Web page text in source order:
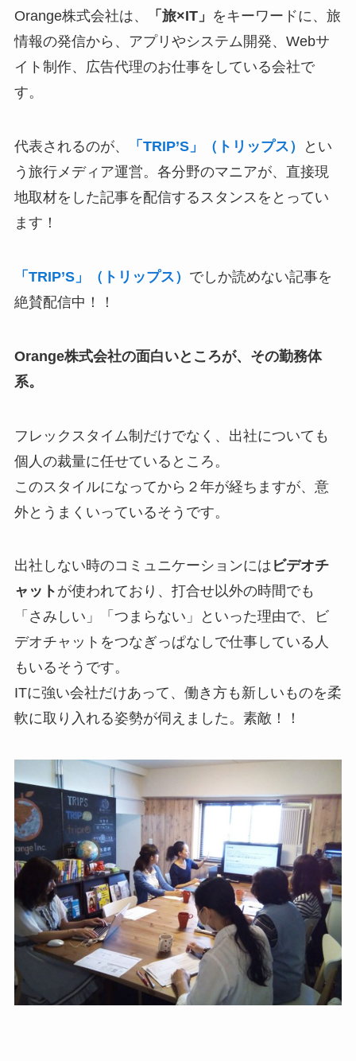
Orange株式会社は、 「旅×IT」 をキーワードに、旅
情報の発信から、アプリやシステム開発、Webサ
イト制作、広告代理のお仕事をしている会社で
す。
代表されるのが、 「TRIP’S」（トリップス）
とい
う旅行メディア運営。各分野のマニアが、直接現
地取材をした記事を配信するスタンスをとってい
ます！
「TRIP’S」（トリップス） でしか読めない記事を
絶賛配信中！！
Orange株式会社の面白いところが、その勤務体
系。
フレックスタイム制だけでなく、出社についても
個人の裁量に任せているところ。
このスタイルになってから２年が経ちますが、意
外とうまくいっているそうです。
出社しない時のコミュニケーションには ビデオチ
ャット が使われており、打合せ以外の時間でも
「さみしい」「つまらない」といった理由で、ビ
デオチャットをつなぎっぱなしで仕事している人
もいるそうです。
ITに強い会社だけあって、働き方も新しいものを柔
軟に取り入れる姿勢が伺えました。素敵！！